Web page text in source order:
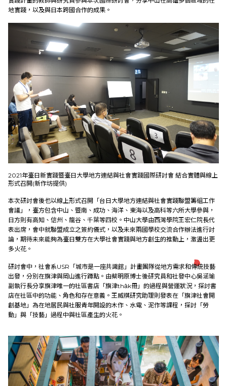
研究成果
外部連結
地實踐，以及與日本跨國合作的成果。
2021年臺日新實踐暨臺日大學地方連結與社會實踐國際研討會 結合實體與線上
形式召開(新作坊提供)
本次研討會後也以線上形式召開「台日大學地方連結與社會實踐聯盟籌組工作
會議」，臺方包含中山、暨南、成功、海洋、東海以及高科等六所大學參與，
日方則有高知、信州、龍谷、千葉等四校。中山大學由西灣學院王宏仁院長代
表出席，會中就聯盟成立之簽約儀式，以及未來兩國學校交流合作辦法進行討
論，期待未來能夠為臺日雙方在大學社會實踐與地方創生的推動上，激盪出更
多火花。
研討會中，社會系USR「城市是一座共識館」計畫團隊從地方需求和傳統技藝
出發，分別在旗津與岡山進行蹲點。由蔡明原博士後研究員和社發中心吳涵瑜
副執行長分享旗津唯一的社區書店「旗津tha̍k冊」的過程與營運狀況，探討書
店在社區中的功能、角色和存在意義。王威棋研究助理則發表在「旗津社會開
創基地」為在地居民與社服青年開設的木作、水電、泥作等課程，探討「勞
動」與「技藝」過程中與社區產生的火花。